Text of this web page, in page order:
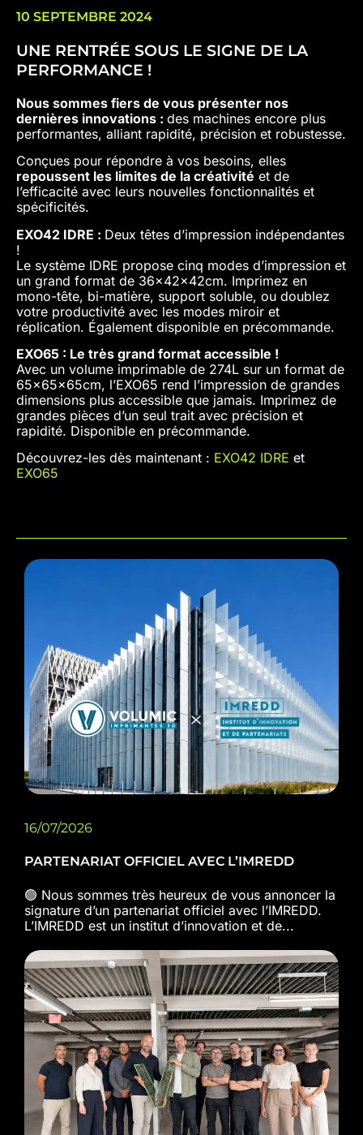
10 SEPTEMBRE 2024
UNE RENTRÉE SOUS LE SIGNE DE LA
PERFORMANCE !
Nous sommes fiers de vous présenter nos
dernières innovations : des machines encore plus
performantes, alliant rapidité, précision et robustesse.
Conçues pour répondre à vos besoins, elles
repoussent les limites de la créativité et de
l’efficacité avec leurs nouvelles fonctionnalités et
spécificités.
EXO42 IDRE : Deux têtes d’impression indépendantes
!
Le système IDRE propose cinq modes d’impression et
un grand format de 36x42x42cm. Imprimez en
mono-tête, bi-matière, support soluble, ou doublez
votre productivité avec les modes miroir et
réplication. Également disponible en précommande.
EXO65 : Le très grand format accessible !
Avec un volume imprimable de 274L sur un format de
65x65x65cm, l’EXO65 rend l’impression de grandes
dimensions plus accessible que jamais. Imprimez de
grandes pièces d’un seul trait avec précision et
rapidité. Disponible en précommande.
Découvrez-les dès maintenant : EXO42 IDRE et
EXO65
16/07/2026
PARTENARIAT OFFICIEL AVEC L’IMREDD
🟢 Nous sommes très heureux de vous annoncer la
signature d’un partenariat officiel avec l’IMREDD.
L’IMREDD est un institut d’innovation et de...